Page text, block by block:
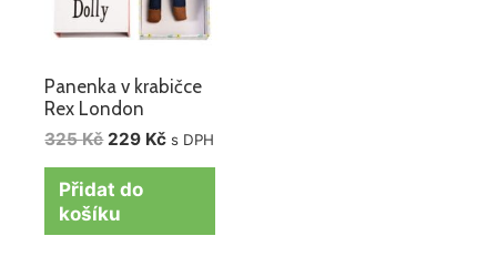
Panenka v krabičce
Rex London
325Kč 229 Kč s DPH
Přidat do
košíku